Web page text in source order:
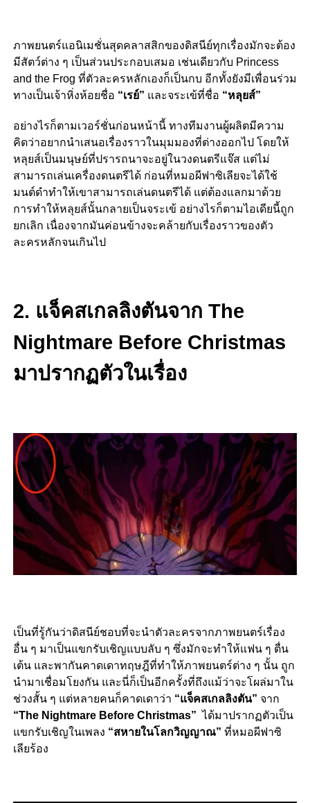
ภาพยนตร์แอนิเมชั่นสุดคลาสสิกของดิสนีย์ทุกเรื่องมักจะต้อง
มีสัตว์ต่าง ๆ เป็นส่วนประกอบเสมอ เช่นเดียวกับ Princess
and the Frog ที่ตัวละครหลักเองก็เป็นกบ อีกทั้งยังมีเพื่อนร่วม
ทางเป็นเจ้าหิ่งห้อยชื่อ “เรย์” และจระเข้ที่ชื่อ “หลุยส์”
อย่างไรก็ตามเวอร์ชั่นก่อนหน้านี้ ทางทีมงานผู้ผลิตมีความ
คิดว่าอยากนำเสนอเรื่องราวในมุมมองที่ต่างออกไป โดยให้
หลุยส์เป็นมนุษย์ที่ปรารถนาจะอยู่ในวงดนตรีแจ๊ส แต่ไม่
สามารถเล่นเครื่องดนตรีได้ ก่อนที่หมอผีฟาซิเลียจะได้ใช้
มนต์ดำทำให้เขาสามารถเล่นดนตรีได้ แต่ต้องแลกมาด้วย
การทำให้หลุยส์นั้นกลายเป็นจระเข้ อย่างไรก็ตามไอเดียนี้ถูก
ยกเลิก เนื่องจากมันค่อนข้างจะคล้ายกับเรื่องราวของตัว
ละครหลักจนเกินไป
2. แจ็คสเกลลิงตันจาก The
Nightmare Before Christmas
มาปรากฏตัวในเรื่อง
เป็นที่รู้กันว่าดิสนีย์ชอบที่จะนำตัวละครจากภาพยนตร์เรื่อง
อื่น ๆ มาเป็นแขกรับเชิญแบบลับ ๆ ซึ่งมักจะทำให้แฟน ๆ ตื่น
เต้น และพากันคาดเดาทฤษฎีที่ทำให้ภาพยนตร์ต่าง ๆ นั้น ถูก
นำมาเชื่อมโยงกัน และนี่ก็เป็นอีกครั้งที่ถึงแม้ว่าจะโผล่มาใน
ช่วงสั้น ๆ แต่หลายคนก็คาดเดาว่า “แจ็คสเกลลิงตัน” จาก
“The Nightmare Before Christmas” ได้มาปรากฏตัวเป็น
แขกรับเชิญในเพลง “สหายในโลกวิญญาณ” ที่หมอผีฟาซิ
เลียร้อง